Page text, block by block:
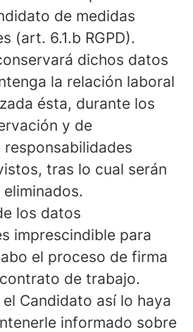
de medidas
(art. 6.1.b RGPD).
dichos datos
la relación laboral
ésta, durante los
y de
tras lo cual serán
los datos
imprescindible para
el proceso de firma
de trabajo.
Candidato así lo haya
informado sobre